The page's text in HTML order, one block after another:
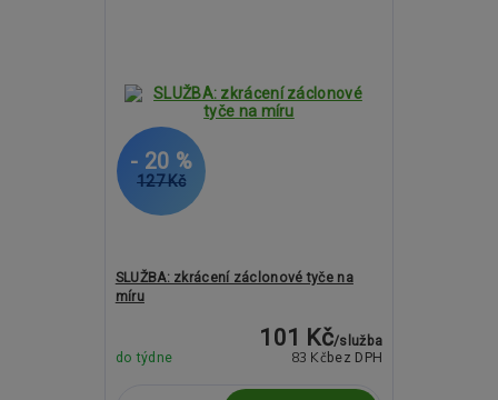
127 Kč
- 20 %
SLUŽBA: zkrácení záclonové tyče na
míru
101 Kč/služba
83 Kč bez DPH
do týdne